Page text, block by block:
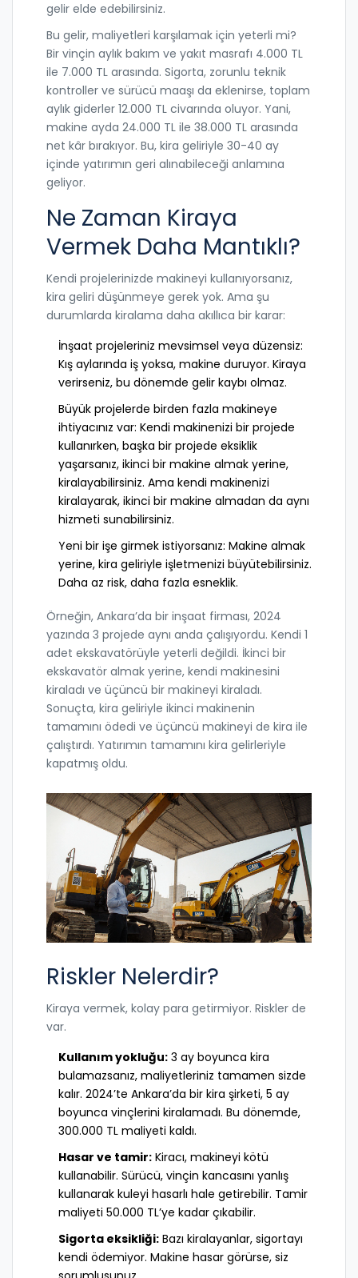
gelir elde edebilirsiniz.
Bu gelir, maliyetleri karşılamak için yeterli mi?
Bir vinçin aylık bakım ve yakıt masrafı 4.000 TL
ile 7.000 TL arasında. Sigorta, zorunlu teknik
kontroller ve sürücü maaşı da eklenirse, toplam
aylık giderler 12.000 TL civarında oluyor. Yani,
makine ayda 24.000 TL ile 38.000 TL arasında
net kâr bırakıyor. Bu, kira geliriyle 30-40 ay
içinde yatırımın geri alınabileceği anlamına
geliyor.
Ne Zaman Kiraya
Vermek Daha Mantıklı?
Kendi projelerinizde makineyi kullanıyorsanız,
kira geliri düşünmeye gerek yok. Ama şu
durumlarda kiralama daha akıllıca bir karar:
İnşaat projeleriniz mevsimsel veya düzensiz:
Kış aylarında iş yoksa, makine duruyor. Kiraya
verirseniz, bu dönemde gelir kaybı olmaz.
Büyük projelerde birden fazla makineye
ihtiyacınız var: Kendi makinenizi bir projede
kullanırken, başka bir projede eksiklik
yaşarsanız, ikinci bir makine almak yerine,
kiralayabilirsiniz. Ama kendi makinenizi
kiralayarak, ikinci bir makine almadan da aynı
hizmeti sunabilirsiniz.
Yeni bir işe girmek istiyorsanız: Makine almak
yerine, kira geliriyle işletmenizi büyütebilirsiniz.
Daha az risk, daha fazla esneklik.
Örneğin, Ankara’da bir inşaat firması, 2024
yazında 3 projede aynı anda çalışıyordu. Kendi 1
adet ekskavatörüyle yeterli değildi. İkinci bir
ekskavatör almak yerine, kendi makinesini
kiraladı ve üçüncü bir makineyi kiraladı.
Sonuçta, kira geliriyle ikinci makinenin
tamamını ödedi ve üçüncü makineyi de kira ile
çalıştırdı. Yatırımın tamamını kira gelirleriyle
kapatmış oldu.
Riskler Nelerdir?
Kiraya vermek, kolay para getirmiyor. Riskler de
var.
Kullanım yokluğu: 3 ay boyunca kira
bulamazsanız, maliyetleriniz tamamen sizde
kalır. 2024’te Ankara’da bir kira şirketi, 5 ay
boyunca vinçlerini kiralamadı. Bu dönemde,
300.000 TL maliyeti kaldı.
Hasar ve tamir: Kiracı, makineyi kötü
kullanabilir. Sürücü, vinçin kancasını yanlış
kullanarak kuleyi hasarlı hale getirebilir. Tamir
maliyeti 50.000 TL’ye kadar çıkabilir.
Sigorta eksikliği: Bazı kiralayanlar, sigortayı
kendi ödemiyor. Makine hasar görürse, siz